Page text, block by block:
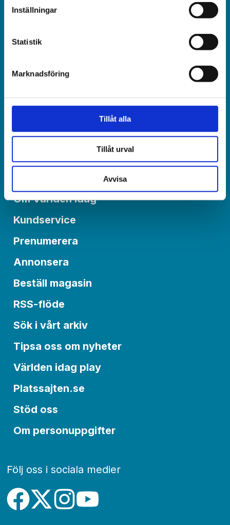
Inställningar
Statistik
Marknadsföring
Tillåt alla
Tillåt urval
Avvisa
018-430 40 50
redaktionen@varldenidag.se
Postadress:
Världen idag, Box 6015
550 06 Jönköping
Om Världen idag
Kundservice
Prenumerera
Annonsera
Beställ magasin
RSS-flöde
Sök i vårt arkiv
Tipsa oss om nyheter
Världen idag play
Platssajten.se
Stöd oss
Om personuppgifter
Följ oss i sociala medier